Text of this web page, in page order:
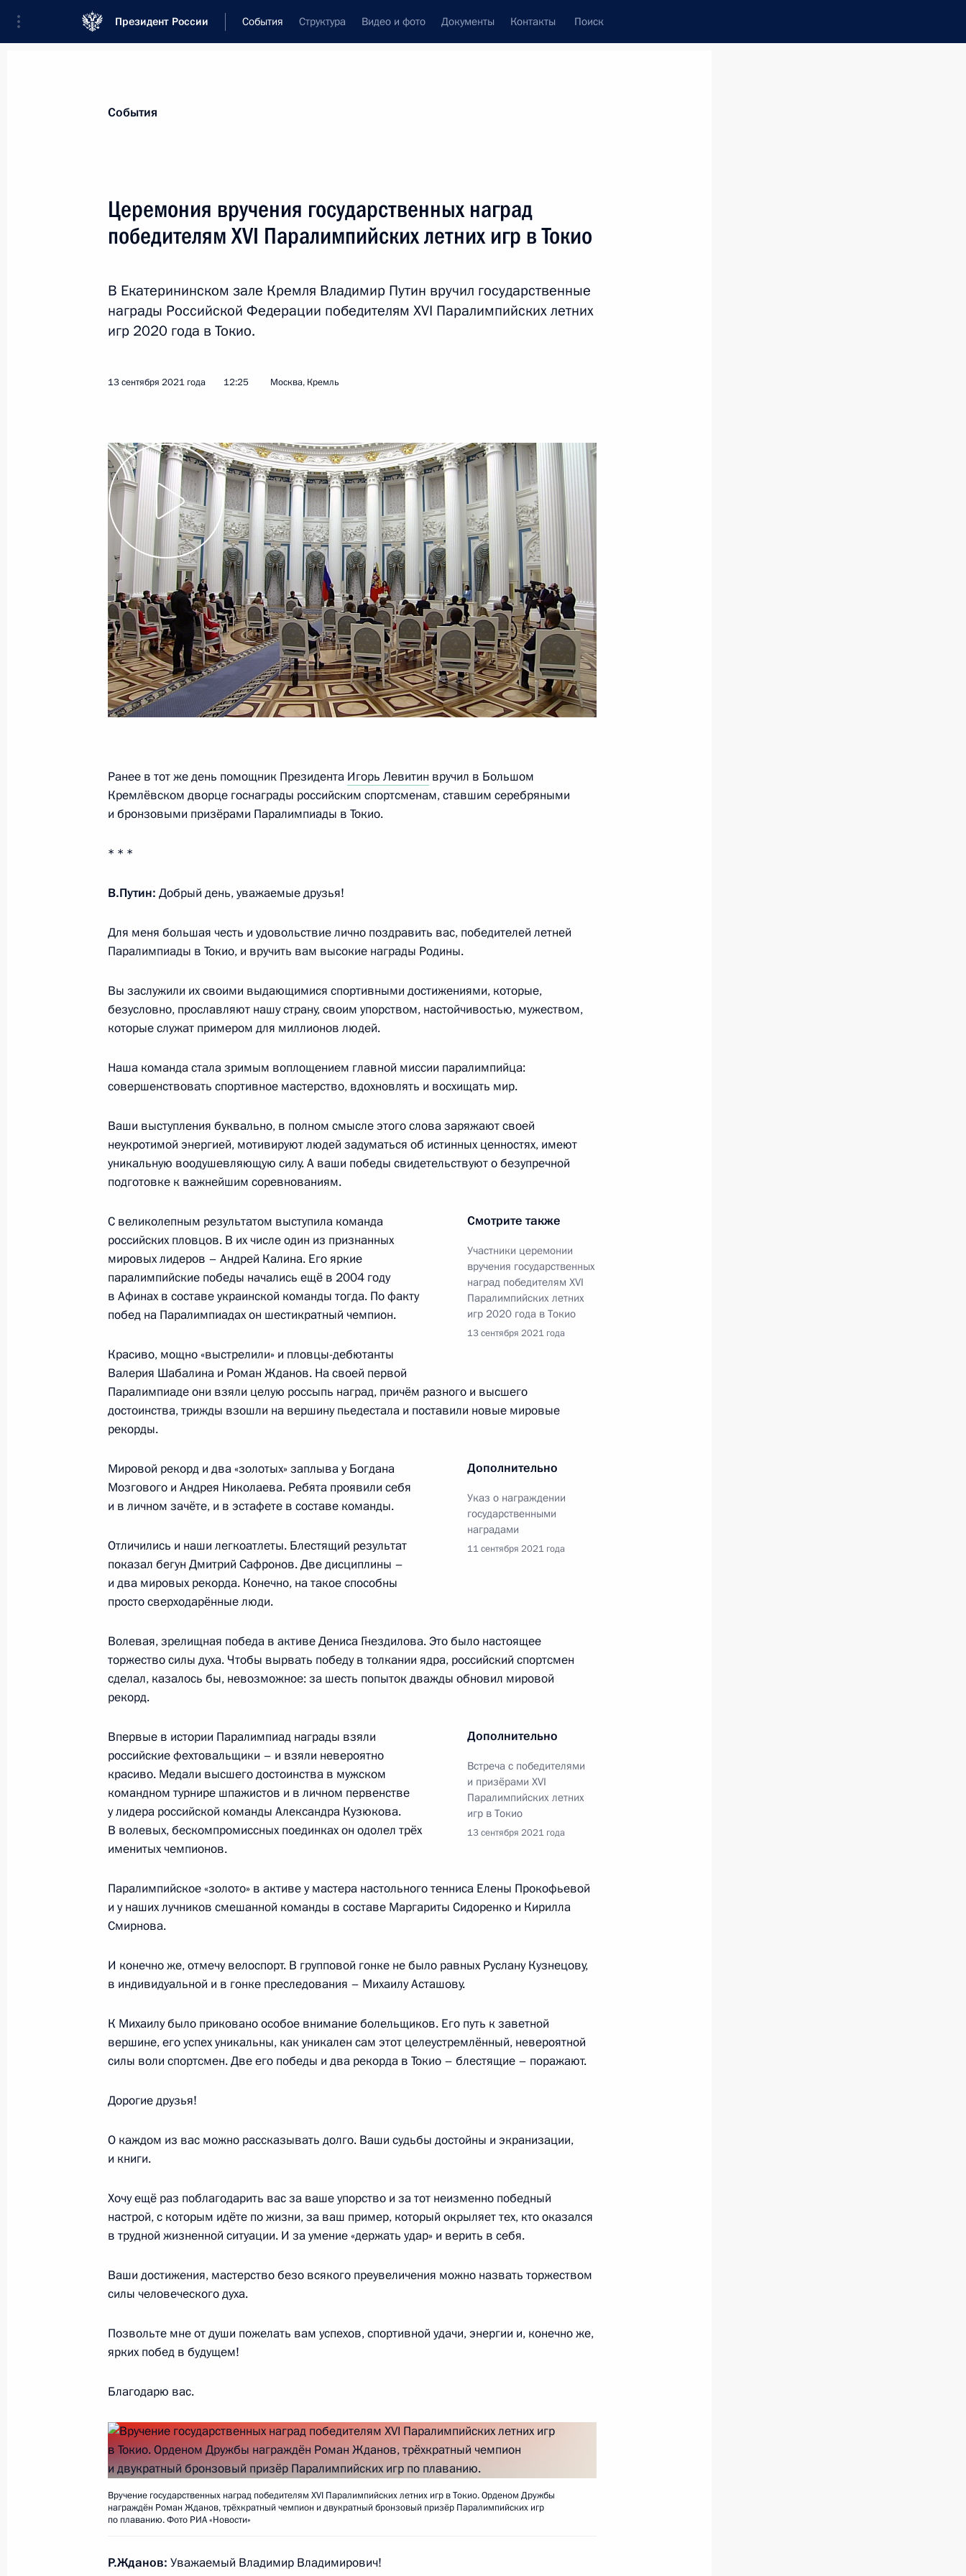
Президент России События Структура Видео и фото Документы Контакты Поиск
Новости
Послания Федеральному Собранию
Заявления по важнейшим вопросам
Речи и обращения
Пресс-конференции
Интервью
17 сентября 2021 года, 13:10 Московская область, Ново-Огарёво
Заседание Совета глав государств – членов ШОС
17 сентября 2021 года, 12:20 Московская область, Ново-Огарёво
16 сентября 2021 года, четверг
Сессия Совета коллективной безопасности ОДКБ
16 сентября 2021 года, 10:05 Московская область, Ново-Огарёво
3 5м
15 сентября 2021 года, среда
Совещание с постоянными членами Совета Безопасности
14 сентября 2021 года, вторник
14 сентября 2021 года, 18:00 Московская область, Ново-Огарёво
Совещание с членами Правительства и руководством партии
«Единая Россия»
Встреча с Президентом Сирии Башаром Асадом 2
13 сентября 2021 года, понедельник
Встреча с победителями и призёрами ХVI Паралимпийских летних
игр в Токио
Церемония вручения государственных наград победителям ХVI
Паралимпийских летних игр в Токио
11 сентября 2021 года, суббота
Встреча с губернатором Псковской области Михаилом
Ведерниковым
11 сентября 2021 года, 21:20 Псковская область
Открытие мемориального комплекса «Князь Александр Невский
с дружиной»
11 сентября 2021 года, 19:40
Встреча с победителями и призёрами Игр XXXII Олимпиады
в Токио
11 сентября 2021 года, 14:30 Москва, Кремль
Олимпиады в Токио
11 сентября 2021 года, 13:10 Москва, Кремль
Владимир Путин поздравил москвичей с Днём города
Встреча с мэром Москвы Сергеем Собяниным
11 сентября 2021 года, 11:10
10 сентября 2021 года, пятница
Заседание Совета по развитию физической культуры и спорта
10 сентября 2021 года, 15:50 Москва, Кремль
9 сентября 2021 года, четверг
переговоров
9 сентября 2021 года, 22:15
Российско-белорусские переговоры
9 сентября 2021 года, 18:15 Москва, Кремль
1
Саммит БРИКС
События
Церемония вручения государственных наград
победителям ХVI Паралимпийских летних игр в Токио
В Екатерининском зале Кремля Владимир Путин вручил государственные
награды Российской Федерации победителям XVI Паралимпийских летних
игр 2020 года в Токио.
13 сентября 2021 года 12:25 Москва, Кремль
Ранее в тот же день помощник Президента Игорь Левитин вручил в Большом
Кремлёвском дворце госнаграды российским спортсменам, ставшим серебряными
и бронзовыми призёрами Паралимпиады в Токио.
* * *
В.Путин: Добрый день, уважаемые друзья!
Для меня большая честь и удовольствие лично поздравить вас, победителей летней
Паралимпиады в Токио, и вручить вам высокие награды Родины.
Вы заслужили их своими выдающимися спортивными достижениями, которые,
безусловно, прославляют нашу страну, своим упорством, настойчивостью, мужеством,
которые служат примером для миллионов людей.
Наша команда стала зримым воплощением главной миссии паралимпийца:
совершенствовать спортивное мастерство, вдохновлять и восхищать мир.
Ваши выступления буквально, в полном смысле этого слова заряжают своей
неукротимой энергией, мотивируют людей задуматься об истинных ценностях, имеют
уникальную воодушевляющую силу. А ваши победы свидетельствуют о безупречной
подготовке к важнейшим соревнованиям.
Смотрите также
Участники церемонии
вручения государственных
наград победителям XVI
Паралимпийских летних
игр 2020 года в Токио
13 сентября 2021 года
С великолепным результатом выступила команда
российских пловцов. В их числе один из признанных
мировых лидеров – Андрей Калина. Его яркие
паралимпийские победы начались ещё в 2004 году
в Афинах в составе украинской команды тогда. По факту
побед на Паралимпиадах он шестикратный чемпион.
Красиво, мощно «выстрелили» и пловцы-дебютанты
Валерия Шабалина и Роман Жданов. На своей первой
Паралимпиаде они взяли целую россыпь наград, причём разного и высшего
достоинства, трижды взошли на вершину пьедестала и поставили новые мировые
рекорды.
Дополнительно
Указ о награждении
государственными
наградами
11 сентября 2021 года
Мировой рекорд и два «золотых» заплыва у Богдана
Мозгового и Андрея Николаева. Ребята проявили себя
и в личном зачёте, и в эстафете в составе команды.
Отличились и наши легкоатлеты. Блестящий результат
показал бегун Дмитрий Сафронов. Две дисциплины –
и два мировых рекорда. Конечно, на такое способны
просто сверходарённые люди.
Волевая, зрелищная победа в активе Дениса Гнездилова. Это было настоящее
торжество силы духа. Чтобы вырвать победу в толкании ядра, российский спортсмен
сделал, казалось бы, невозможное: за шесть попыток дважды обновил мировой
рекорд.
Дополнительно
Встреча с победителями
и призёрами ХVI
Паралимпийских летних
игр в Токио
13 сентября 2021 года
Впервые в истории Паралимпиад награды взяли
российские фехтовальщики – и взяли невероятно
красиво. Медали высшего достоинства в мужском
командном турнире шпажистов и в личном первенстве
у лидера российской команды Александра Кузюкова.
В волевых, бескомпромиссных поединках он одолел трёх
именитых чемпионов.
Паралимпийское «золото» в активе у мастера настольного тенниса Елены Прокофьевой
и у наших лучников смешанной команды в составе Маргариты Сидоренко и Кирилла
Смирнова.
И конечно же, отмечу велоспорт. В групповой гонке не было равных Руслану Кузнецову,
в индивидуальной и в гонке преследования – Михаилу Асташову.
К Михаилу было приковано особое внимание болельщиков. Его путь к заветной
вершине, его успех уникальны, как уникален сам этот целеустремлённый, невероятной
силы воли спортсмен. Две его победы и два рекорда в Токио – блестящие – поражают.
Дорогие друзья!
О каждом из вас можно рассказывать долго. Ваши судьбы достойны и экранизации,
и книги.
Хочу ещё раз поблагодарить вас за ваше упорство и за тот неизменно победный
настрой, с которым идёте по жизни, за ваш пример, который окрыляет тех, кто оказался
в трудной жизненной ситуации. И за умение «держать удар» и верить в себя.
Ваши достижения, мастерство безо всякого преувеличения можно назвать торжеством
силы человеческого духа.
Позвольте мне от души пожелать вам успехов, спортивной удачи, энергии и, конечно же,
ярких побед в будущем!
Благодарю вас.
Вручение государственных наград победителям XVI Паралимпийских летних игр в Токио. Орденом Дружбы
награждён Роман Жданов, трёхкратный чемпион и двукратный бронзовый призёр Паралимпийских игр
по плаванию. Фото РИА «Новости»
Р.Жданов: Уважаемый Владимир Владимирович!